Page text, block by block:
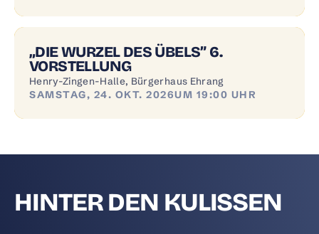
„DIE WURZEL DES ÜBELS” 6.
VORSTELLUNG
Henry-Zingen-Halle, Bürgerhaus Ehrang
SAMSTAG, 24. OKT. 2026UM 19:00 UHR
HINTER DEN KULISSEN